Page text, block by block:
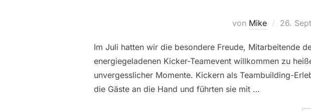
von Mike 26.
Im Juli hatten wir die besondere Freude, Mitarbeitende
energiegeladenen Kicker-Teamevent willkommen zu
unvergesslicher Momente. Kickern als Teambuilding-
die Gäste an die Hand und führten sie mit …